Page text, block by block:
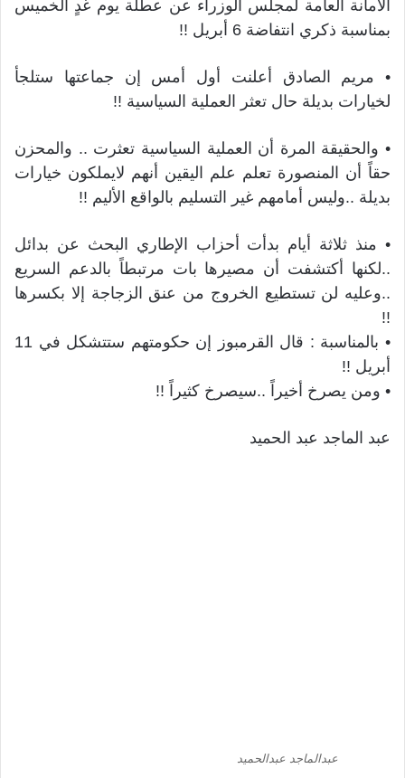
الأمانة العامة لمجلس الوزراء عن عطلة يوم غدٍ الخميس
بمناسبة ذكري انتفاضة 6 أبريل !!
• مريم الصادق أعلنت أول أمس إن جماعتها ستلجأ
لخيارات بديلة حال تعثر العملية السياسية !!
• والحقيقة المرة أن العملية السياسية تعثرت .. والمحزن
حقاً أن المنصورة تعلم علم اليقين أنهم لايملكون خيارات
بديلة ..وليس أمامهم غير التسليم بالواقع الأليم !!
• منذ ثلاثة أيام بدأت أحزاب الإطاري البحث عن بدائل
..لكنها أكتشفت أن مصيرها بات مرتبطاً بالدعم السريع
..وعليه لن تستطيع الخروج من عنق الزجاجة إلا بكسرها
!!
• بالمناسبة : قال القرمبوز إن حكومتهم ستتشكل في 11
أبريل !!
• ومن يصرخ أخيراً ..سيصرخ كثيراً !!
عبد الماجد عبد الحميد
عبدالماجد عبدالحميد